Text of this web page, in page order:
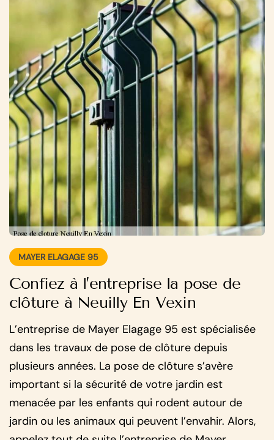
MAYER ELAGAGE 95
Confiez à l’entreprise la pose de
clôture à Neuilly En Vexin
L’entreprise de Mayer Elagage 95 est spécialisée
dans les travaux de pose de clôture depuis
plusieurs années. La pose de clôture s’avère
important si la sécurité de votre jardin est
menacée par les enfants qui rodent autour de
jardin ou les animaux qui peuvent l’envahir. Alors,